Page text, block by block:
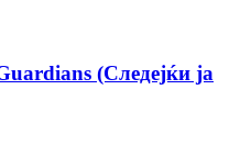
(Следејќи ја